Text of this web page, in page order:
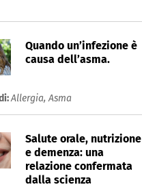
Quando un’infezione è
causa dell’asma.
Allergia,Asma
Salute orale, nutrizione
e demenza: una
relazione confermata
dalla scienza